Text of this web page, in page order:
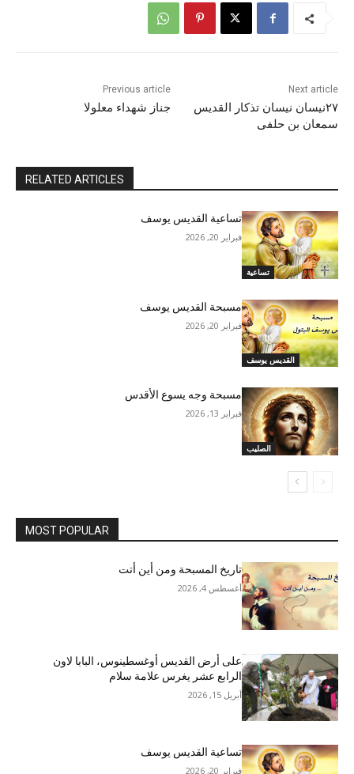
Previous article
جناز شهداء معلولا
Next article
٢٧نيسان نيسان تذكار القديس
سمعان بن حلفى
RELATED ARTICLES
تساعية
تساعية القديس يوسف
فبراير 20, 2026
القديس يوسف
مسبحة القديس يوسف
فبراير 20, 2026
الصليب
مسبحة وجه يسوع الأقدس
فبراير 13, 2026
MOST POPULAR
تاريخ المسبحة ومن أين أتت
أغسطس 4, 2026
على أرض القديس أوغسطينوس، البابا لاون
الرابع عشر يغرس علامة سلام
أبريل 15, 2026
تساعية القديس يوسف
فبراير 20, 2026